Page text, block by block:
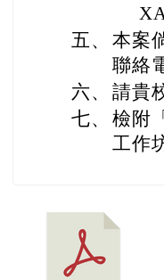
五、 本案
聯絡
六、 請貴
七、 檢附
工作